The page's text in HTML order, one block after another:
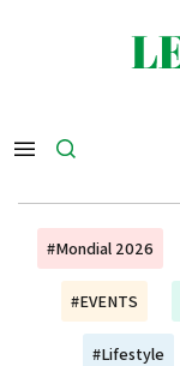
#Mondial 2026
#EVENTS
#Lifestyle